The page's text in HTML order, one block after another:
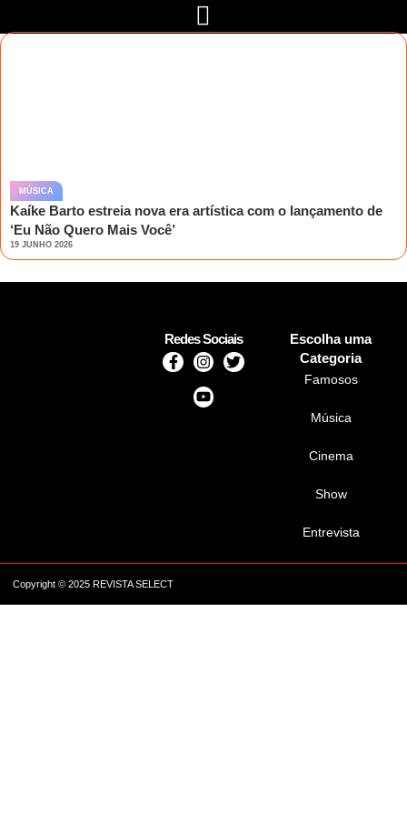
MÚSICA
Kaíke Barto estreia nova era artística com o lançamento de
‘Eu Não Quero Mais Você’
19 JUNHO 2026
Redes Sociais
Escolha uma
Categoria
Famosos
Música
Cinema
Show
Entrevista
Copyright © 2025 REVISTA SELECT